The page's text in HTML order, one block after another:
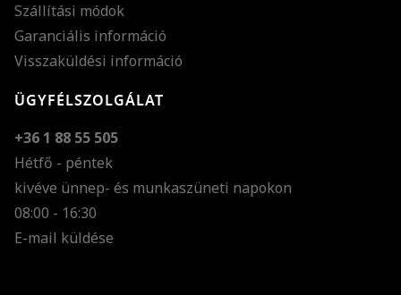
Szállítási módok
Garanciális információ
Visszaküldési információ
ÜGYFÉLSZOLGÁLAT
+36 1 88 55 505
Hétfő - péntek
kivéve ünnep- és munkaszüneti napokon
08:00 - 16:30
E-mail küldése